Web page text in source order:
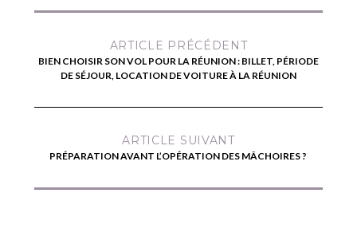
ARTICLE PRÉCÉDENT
BIEN CHOISIR SON VOL POUR LA RÉUNION : BILLET, PÉRIODE
DE SÉJOUR, LOCATION DE VOITURE À LA RÉUNION
ARTICLE SUIVANT
PRÉPARATION AVANT L’OPÉRATION DES MÂCHOIRES ?